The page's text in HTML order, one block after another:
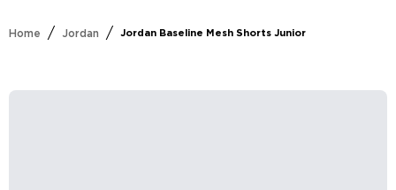
Home / Jordan / Jordan Baseline Mesh Shorts Junior